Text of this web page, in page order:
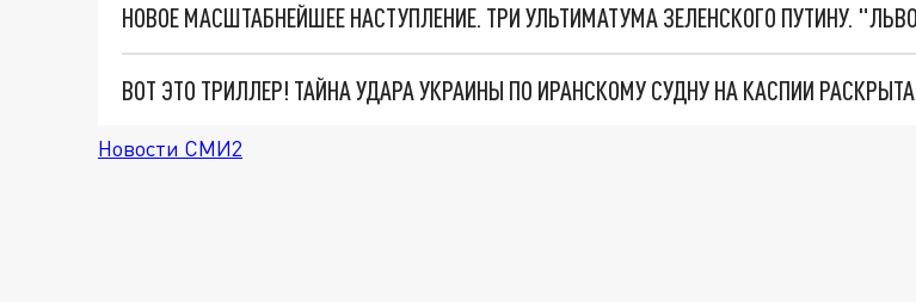
ВОТ ЭТО ТРИЛЛЕР! ТАЙНА УДАРА УКРАИНЫ ПО ИРАНСКОМУ СУДНУ НА КАСПИИ РАСКРЫТА
Новости СМИ2